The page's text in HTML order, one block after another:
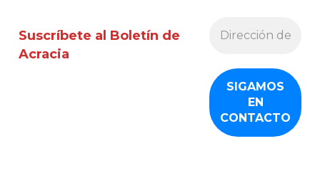
Suscríbete al Boletín de
Acracia